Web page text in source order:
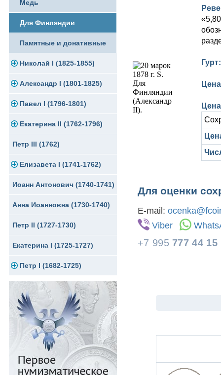
Для Финляндии
Памятные и донативные
Для Финляндии
Памятные и донативные
Медь
Для Финляндии
Памятные и донативные
Николай I (1825-1855)
Платина, золото
Серебро
Медь
Для Грузии
Русско-Польские
Для Польши
Памятные и донативные
Александр I (1801-1825)
Золото
Серебро
Медь
Для Грузии
Для Польши
Павел I (1796-1801)
Золото
Серебро
Медь
Екатерина II (1762-1796)
Золото
Серебро
Медь
Сибирские монеты
Для Молдавии и Валахии
Таврические монеты
Петр III (1762)
Елизавета I (1741-1762)
Золото
Серебро
Медь
Для Пруссии
Ливонезы
Альбертусталер
Иоанн Антонович (1740-1741)
Анна Иоанновна (1730-1740)
Петр II (1727-1730)
Екатерина I (1725-1727)
Петр I (1682-1725)
Золото
Серебро
Медь
Для Речи Посполитой
Для оценки
E-mail:
Viber
+7 995 777 44 15